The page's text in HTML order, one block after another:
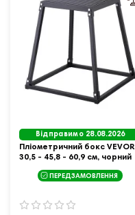
Відправимо 28.08.2026
Пліометричний бокс VEVOR
30,5 - 45,8 - 60,9 см, чорний
ПЕРЕДЗАМОВЛЕННЯ